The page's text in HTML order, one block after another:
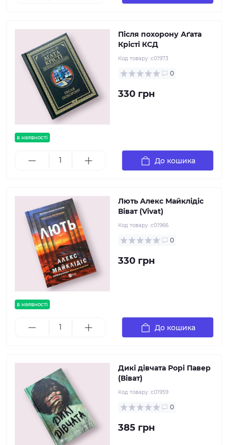
в наявності
Після похорону Аґата
Крісті КСД
Код товару: c01973
0
330 грн
До кошика
в наявності
Лють Алекс Майклідіс
Віват (Vivat)
Код товару: c01966
0
330 грн
До кошика
Дикі дівчата Рорі Павер
(Віват)
Код товару: c01959
0
385 грн